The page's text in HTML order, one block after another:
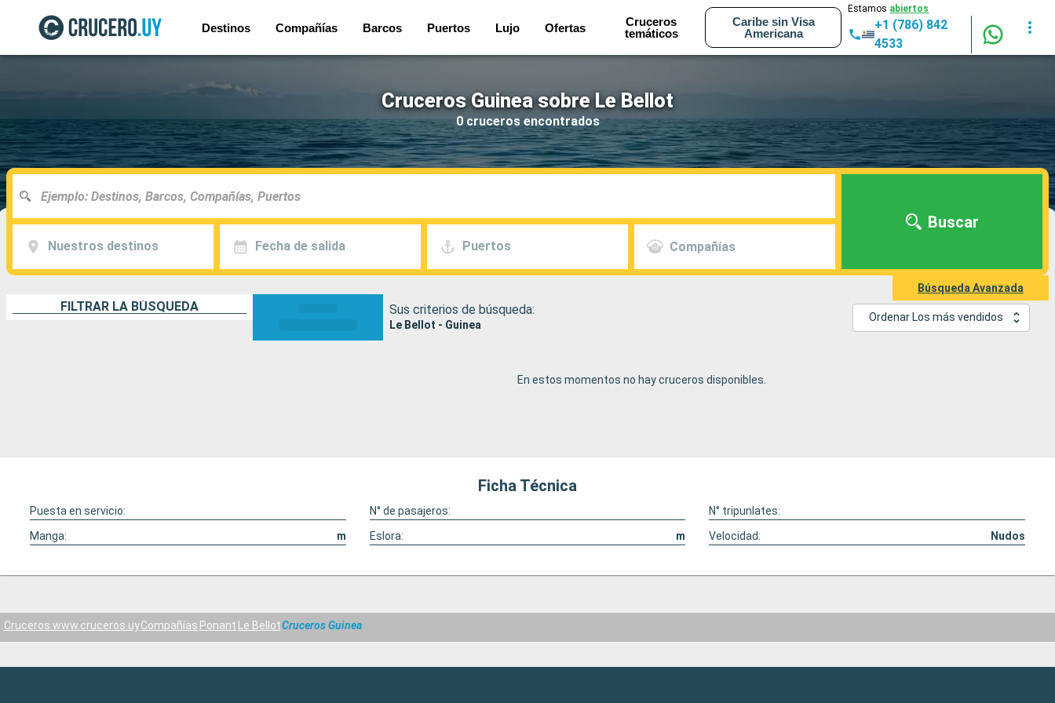
Destinos Compañías Barcos Puertos Lujo Ofertas
Cruceros
temáticos
Caribe sin Visa
Americana
Estamos abiertos
+1 (786) 842
4533
Cruceros Guinea sobre Le Bellot
0 cruceros encontrados
Nuestros destinos Fecha de salida Puertos Compañías
Buscar
Búsqueda Avanzada
FILTRAR LA BÚSQUEDA Sus criterios de búsqueda:
Le Bellot - Guinea
Ordenar Los más vendidos
En estos momentos no hay cruceros disponibles.
Ficha Técnica
Puesta en servicio: N° de pasajeros:
N° tripunlates:
Manga:
m Eslora: m Velocidad: Nudos
Cruceros www.cruceros.uyCompañías Ponant Le BellotCruceros Guinea